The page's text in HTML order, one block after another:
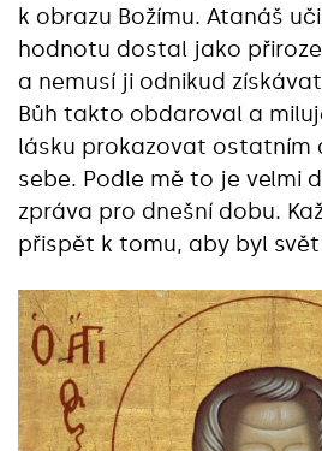
k obrazu Božímu. Atanáš
hodnotu dostal jako
a nemusí ji odnikud
Bůh takto obdaroval a
lásku prokazovat ostatním
sebe. Podle mě to je velmi
zpráva pro dnešní dobu.
přispět k tomu, aby byl